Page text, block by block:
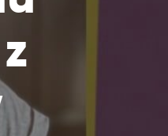
pracę konkretnego misjonarza
dla Życia
cierpiące z powodu
edukację rodziców